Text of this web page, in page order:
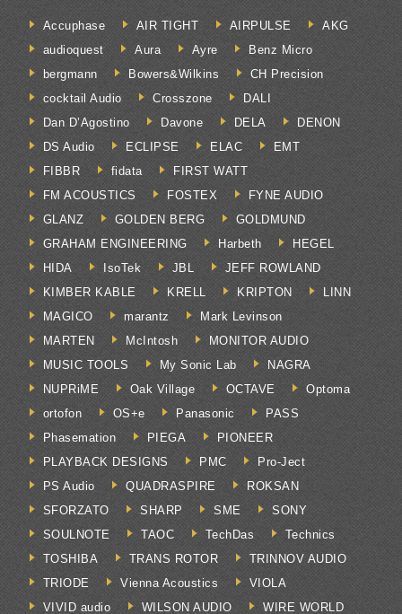
Accuphase AIR TIGHT AIRPULSE
AKG
audioquest
Aura Ayre
Benz Micro
bergmann
Bowers&Wilkins
CH Precision
cocktail Audio
Crosszone
DALI
Dan D’Agostino
Davone DELA
DENON
DS Audio
ECLIPSE ELAC
EMT
FIBBR
fidata
FIRST WATT
FM ACOUSTICS
FOSTEX
FYNE AUDIO
GLANZ
GOLDEN BERG
GOLDMUND
GRAHAM ENGINEERING
Harbeth
HEGEL
HIDA
IsoTek JBL
JEFF ROWLAND
KIMBER KABLE
KRELL KRIPTON
LINN
MAGICO
marantz
Mark Levinson
MARTEN
McIntosh
MONITOR AUDIO
MUSIC TOOLS
My Sonic Lab
NAGRA
NUPRiME
Oak Village OCTAVE
Optoma
ortofon
OS+e Panasonic
PASS
Phasemation
PIEGA
PIONEER
PLAYBACK DESIGNS
PMC
Pro-Ject
PS Audio
QUADRASPIRE
ROKSAN
SFORZATO
SHARP SME
SONY
SOULNOTE
TAOC TechDas
Technics
TOSHIBA
TRANS ROTOR
TRINNOV AUDIO
TRIODE
Vienna Acoustics
VIOLA
VIVID audio
WILSON AUDIO WIRE WORLD